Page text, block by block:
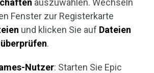
auszuwählen. Wechseln
Fenster zur Registerkarte
und klicken Sie auf Dateien
.
Nutzer: Starten Sie Epic